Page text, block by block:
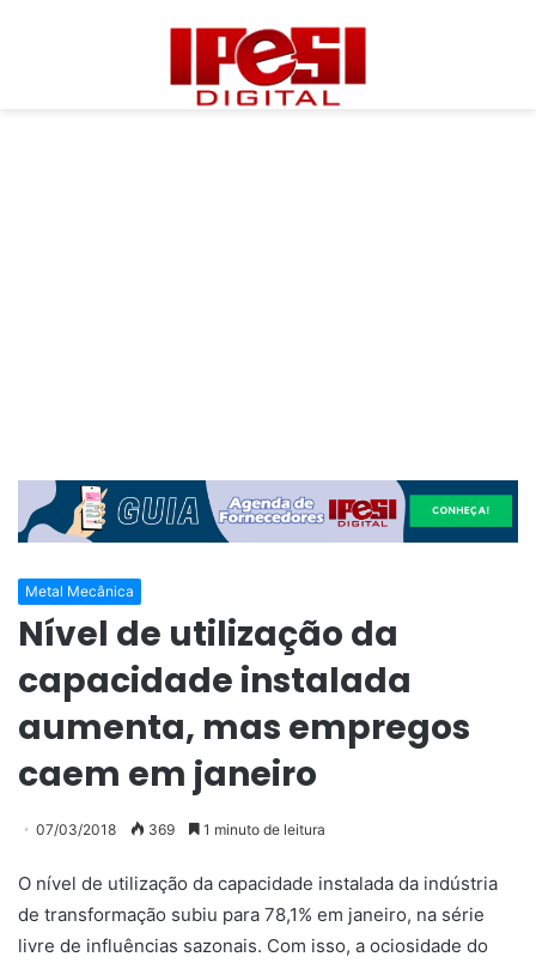
Metal Mecânica
Nível de utilização da
capacidade instalada
aumenta, mas empregos
caem em janeiro
07/03/2018 369 1 minuto de leitura
O nível de utilização da capacidade instalada da indústria
de transformação subiu para 78,1% em janeiro, na série
livre de influências sazonais. Com isso, a ociosidade do